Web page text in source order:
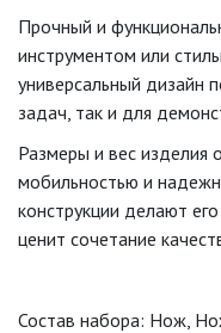
Прочный и
инструментом или
универсальный дизайн
задач, так и для
Размеры и вес изделия
мобильностью и
конструкции делают
ценит сочетание
Состав набора: Нож,